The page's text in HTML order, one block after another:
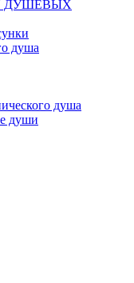
ДУШЕВЫХ
душа
душа
души